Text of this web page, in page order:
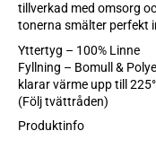
tillverkad med omsorg
tonerna smälter perfekt
Yttertyg – 100% Linne
Fyllning – Bomull &
klarar värme upp till
(Följ tvättråden)
Produktinfo